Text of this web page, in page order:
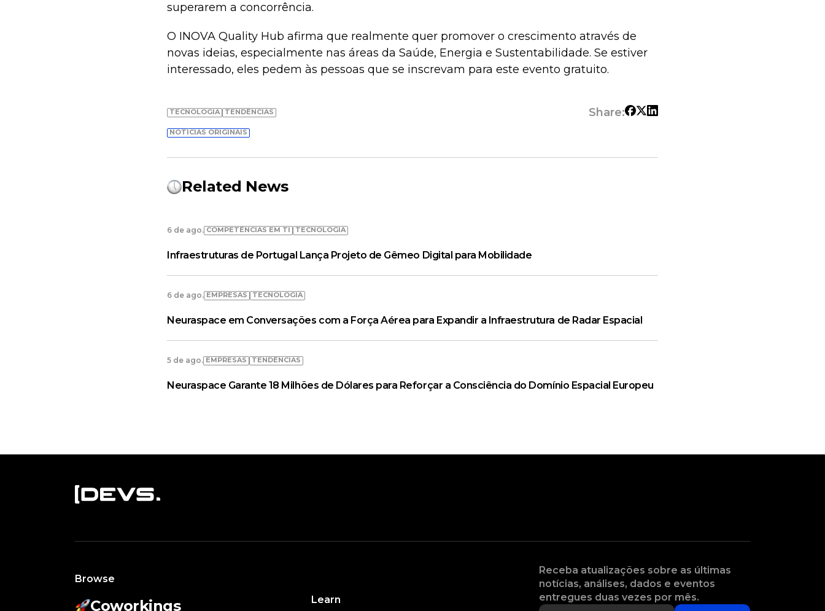
superarem a concorrência.
O INOVA Quality Hub afirma que realmente quer promover o crescimento através de
novas ideias, especialmente nas áreas da Saúde, Energia e Sustentabilidade. Se estiver
interessado, eles pedem às pessoas que se inscrevam para este evento gratuito.
TECNOLOGIA TENDÊNCIAS Share:
NOTÍCIAS ORIGINAIS
Related News
6 de ago. COMPETÊNCIAS EM TI TECNOLOGIA
Infraestruturas de Portugal Lança Projeto de Gêmeo Digital para Mobilidade
6 de ago. EMPRESAS TECNOLOGIA
Neuraspace em Conversações com a Força Aérea para Expandir a Infraestrutura de Radar Espacial
5 de ago. EMPRESAS TENDÊNCIAS
Neuraspace Garante 18 Milhões de Dólares para Reforçar a Consciência do Domínio Espacial Europeu
Browse
Coworkings Learn
Receba atualizações sobre as últimas
notícias, análises, dados e eventos
entregues duas vezes por mês.